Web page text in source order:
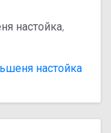
настойка,
настойка